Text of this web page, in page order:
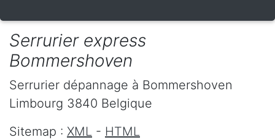
Serrurier express
Bommershoven
Serrurier dépannage à Bommershoven
Limbourg 3840 Belgique
Sitemap : XML - HTML